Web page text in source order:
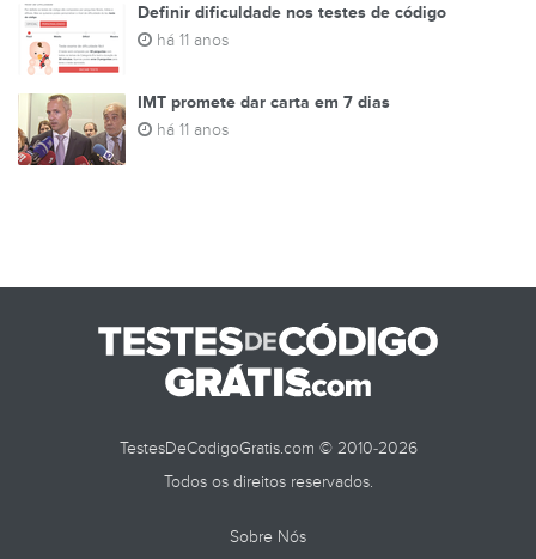
Definir dificuldade nos testes de código
há 11 anos
IMT promete dar carta em 7 dias
há 11 anos
TestesDeCodigoGratis.com © 2010-2026
Todos os direitos reservados.
Sobre Nós